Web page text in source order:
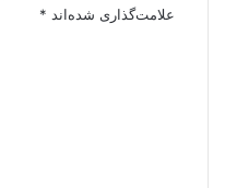
علامت‌گذاری شده‌اند *